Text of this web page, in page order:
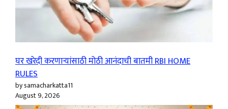
घर खरेदी करणाऱ्यांसाठी मोठी आनंदाची बातमी RBI HOME
RULES
by samacharkatta11
August 9, 2026